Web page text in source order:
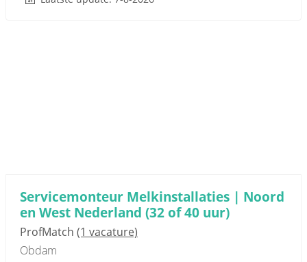
Servicemonteur Melkinstallaties | Noord
en West Nederland (32 of 40 uur)
ProfMatch (1 vacature)
Obdam